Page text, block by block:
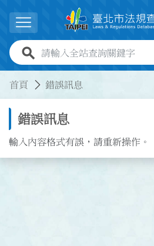
展開選單
全站查詢關鍵字欄位
首頁 錯誤訊息
錯誤訊息
輸入內容格式有誤，請重新操作。